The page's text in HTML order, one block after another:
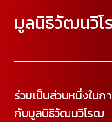
มูลนิธิวัฒนวิ
ร่วมเป็นส่วนหนึ่งใน
กับมูลนิธิวัฒนวิโรฒ